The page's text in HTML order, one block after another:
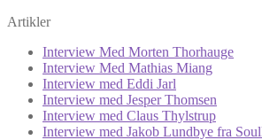
Artikler
Interview Med Morten Thorhauge
Interview Med Mathias Miang
Interview med Eddi Jarl
Interview med Jesper Thomsen
Interview med Claus Thylstrup
Interview med Jakob Lundbye fra